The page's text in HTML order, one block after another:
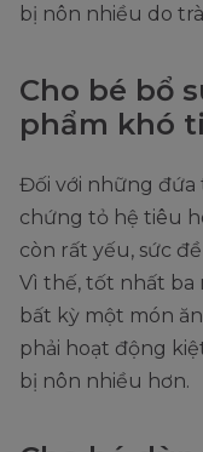
bị nôn nhiều do
Cho bé bổ
phẩm khó
Đối với những
chứng tỏ hệ tiêu
còn rất yếu, sức
Vì thế, tốt nhất ba
bất kỳ một món
phải hoạt động
bị nôn nhiều hơn.